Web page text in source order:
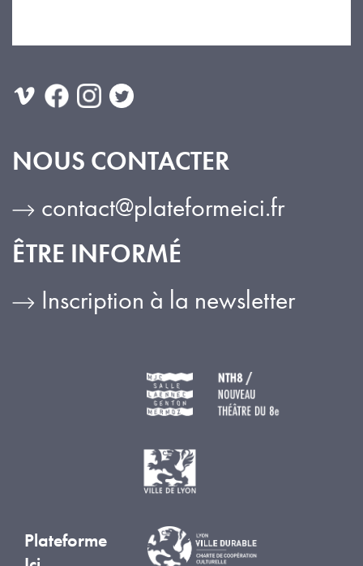
NOUS CONTACTER
contact@plateformeici.fr
ÊTRE INFORMÉ
Inscription à la newsletter
Plateforme